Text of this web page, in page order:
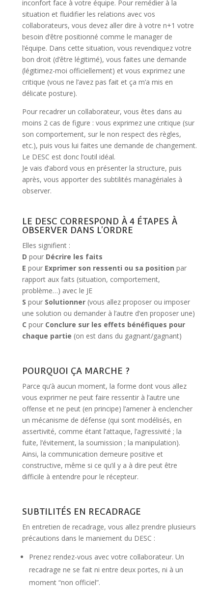
inconfort face à votre équipe. Pour remédier à la
situation et fluidifier les relations avec vos
collaborateurs, vous devez aller dire à votre n+1 votre
besoin d’être positionné comme le manager de
l’équipe. Dans cette situation, vous revendiquez votre
bon droit (d’être légitimé), vous faites une demande
(légitimez-moi officiellement) et vous exprimez une
critique (vous ne l’avez pas fait et ça m’a mis en
délicate posture).
Pour recadrer un collaborateur, vous êtes dans au
moins 2 cas de figure : vous exprimez une critique (sur
son comportement, sur le non respect des règles,
etc.), puis vous lui faites une demande de changement.
Le DESC est donc l’outil idéal.
Je vais d’abord vous en présenter la structure, puis
après, vous apporter des subtilités managériales à
observer.
LE DESC CORRESPOND À 4 ÉTAPES À
OBSERVER DANS L’ORDRE
Elles signifient :
D pour Décrire les faits
E pour Exprimer son ressenti ou sa position par
rapport aux faits (situation, comportement,
problème…) avec le JE
S pour Solutionner(vous allez proposer ou imposer
une solution ou demander à l’autre d’en proposer une)
C pour Conclure sur les effets bénéfiques pour
chaque partie (on est dans du gagnant/gagnant)
POURQUOI ÇA MARCHE ?
Parce qu’à aucun moment, la forme dont vous allez
vous exprimer ne peut faire ressentir à l’autre une
offense et ne peut (en principe) l’amener à enclencher
un mécanisme de défense (qui sont modélisés, en
assertivité, comme étant l’attaque, l’agressivité ; la
fuite, l’évitement, la soumission ; la manipulation).
Ainsi, la communication demeure positive et
constructive, même si ce qu’il y a à dire peut être
difficile à entendre pour le récepteur.
SUBTILITÉS EN RECADRAGE
En entretien de recadrage, vous allez prendre plusieurs
précautions dans le maniement du DESC :
Prenez rendez-vous avec votre collaborateur. Un
recadrage ne se fait ni entre deux portes, ni à un
moment “non officiel”.